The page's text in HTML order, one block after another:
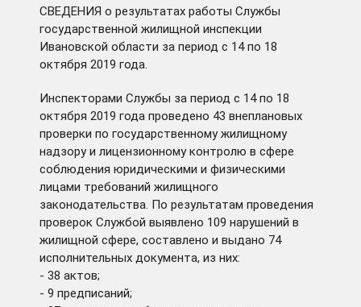
СВЕДЕНИЯ о результатах работы Службы
государственной жилищной инспекции
Ивановской области за период с 14 по 18
октября 2019 года.
Инспекторами Службы за период с 14 по 18
октября 2019 года проведено 43 внеплановых
проверки по государственному жилищному
надзору и лицензионному контролю в сфере
соблюдения юридическими и физическими
лицами требований жилищного
законодательства. По результатам проведения
проверок Службой выявлено 109 нарушений в
жилищной сфере, составлено и выдано 74
исполнительных документа, из них:
- 38 актов;
- 9 предписаний;